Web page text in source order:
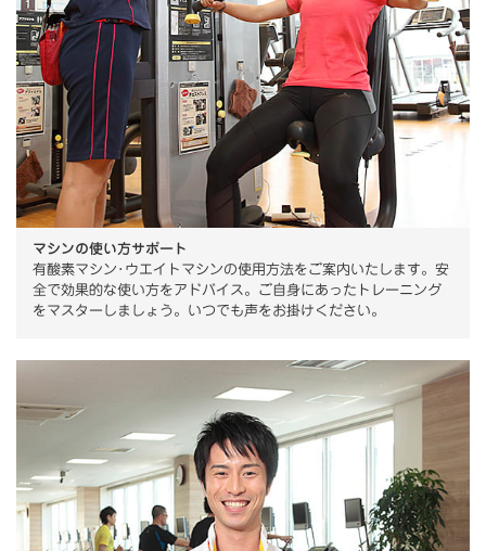
マシンの使い方サポート
有酸素マシン･ウエイトマシンの使用方法をご案内いたします。安
全で効果的な使い方をアドバイス。ご自身にあったトレーニング
をマスターしましょう。いつでも声をお掛けください。